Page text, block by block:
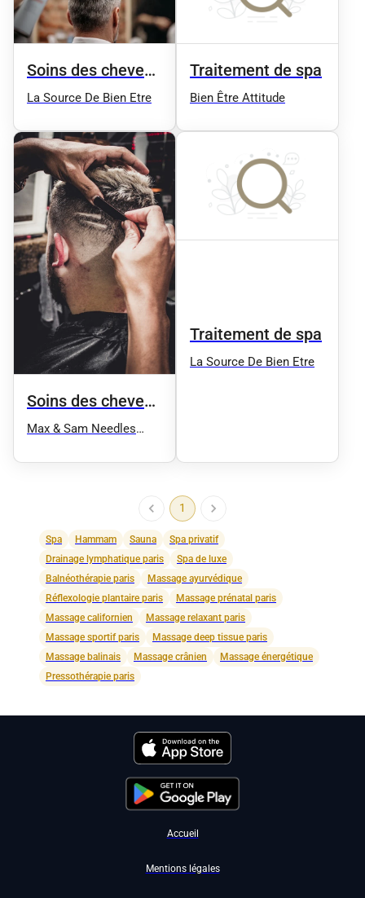
Soins des cheveux
et spa
La Source De Bien Etre
Traitement de spa
Bien Être Attitude
Soins des cheveux
et spa
Max & Sam Needles
Tattoo, Piercing,
Traitement de spa
La Source De Bien Etre
1
Spa Hammam Sauna
Spa privatif
Drainage lymphatique paris
Spa de luxe
Balnéothérapie paris
Massage ayurvédique
Réflexologie plantaire paris
Massage prénatal paris
Massage californien
Massage relaxant paris
Massage sportif paris
Massage deep tissue paris
Massage balinais
Massage crânien
Massage énergétique
Pressothérapie paris
Accueil
Mentions légales